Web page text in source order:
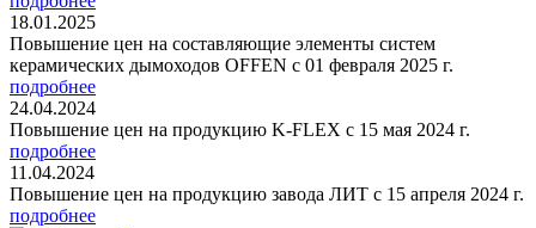
18.01.2025
Повышение цен на составляющие элементы систем
керамических дымоходов OFFEN с 01 февраля 2025 г.
подробнее
24.04.2024
Повышение цен на продукцию K-FLEX с 15 мая 2024 г.
подробнее
11.04.2024
Повышение цен на продукцию завода ЛИТ с 15 апреля 2024 г.
подробнее